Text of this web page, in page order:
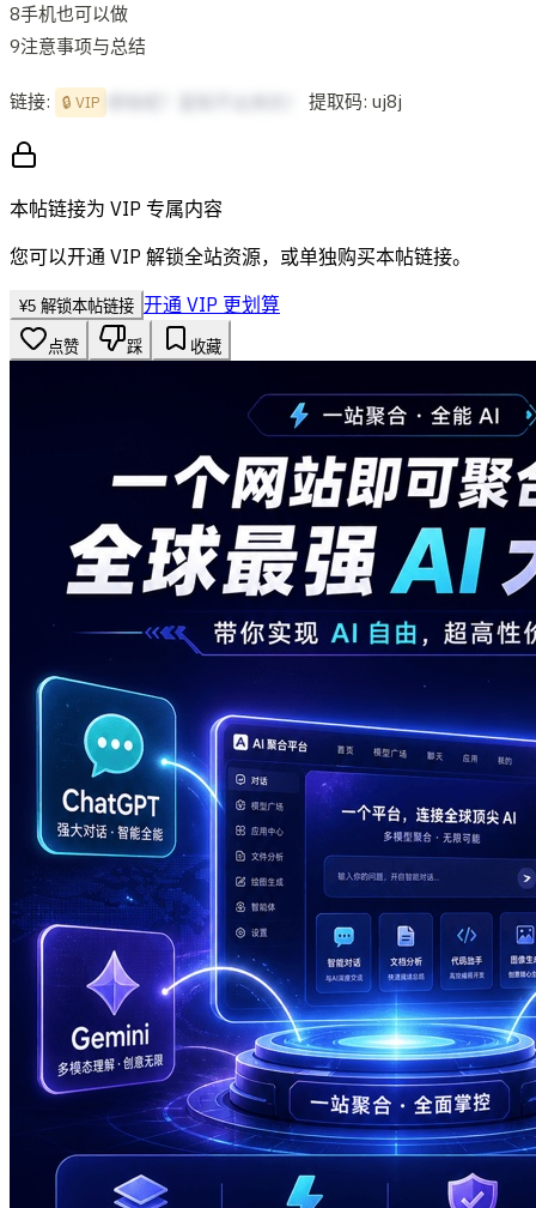
8手机也可以做
9注意事项与总结
链接: 🔒 VIP 提取码: uj8j
本帖链接为 VIP 专属内容
您可以开通 VIP 解锁全站资源，或单独购买本帖链接。
¥5 解锁本帖链接 开通 VIP 更划算
点赞 踩 收藏